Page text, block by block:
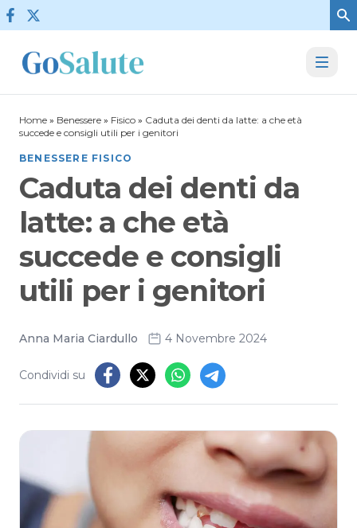
Vai al contenuto
Home » Benessere » Fisico » Caduta dei denti da latte: a che età
succede e consigli utili per i genitori
BENESSERE FISICO
Caduta dei denti da
latte: a che età
succede e consigli
utili per i genitori
Anna Maria Ciardullo 4 Novembre 2024
Condividi su